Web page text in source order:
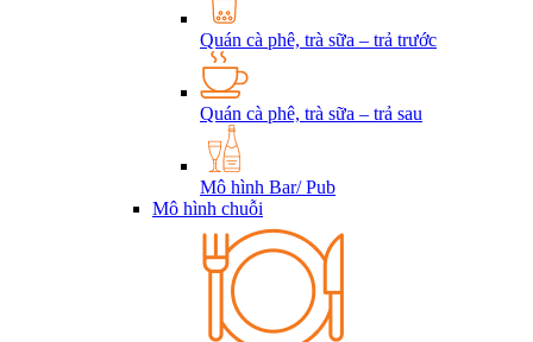
Quán cà phê, trà sữa – trả trước
Quán cà phê, trà sữa – trả sau
Mô hình Bar/ Pub
Mô hình chuỗi